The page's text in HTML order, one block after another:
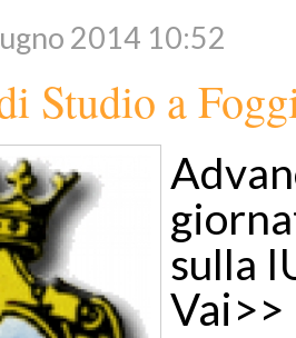
2014 10:52
Studio a
sulla
Vai>>